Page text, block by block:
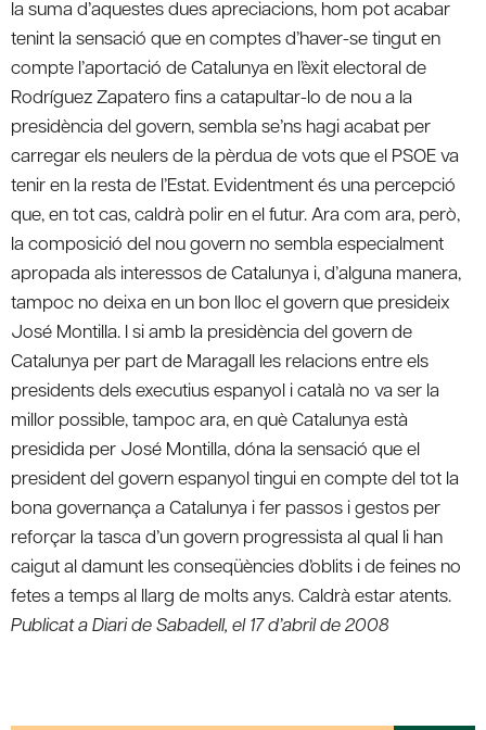
la suma d’aquestes dues apreciacions, hom pot acabar
tenint la sensació que en comptes d’haver-se tingut en
compte l’aportació de Catalunya en l’èxit electoral de
Rodríguez Zapatero fins a catapultar-lo de nou a la
presidència del govern, sembla se’ns hagi acabat per
carregar els neulers de la pèrdua de vots que el PSOE va
tenir en la resta de l’Estat. Evidentment és una percepció
que, en tot cas, caldrà polir en el futur. Ara com ara, però,
la composició del nou govern no sembla especialment
apropada als interessos de Catalunya i, d’alguna manera,
tampoc no deixa en un bon lloc el govern que presideix
José Montilla. I si amb la presidència del govern de
Catalunya per part de Maragall les relacions entre els
presidents dels executius espanyol i català no va ser la
millor possible, tampoc ara, en què Catalunya està
presidida per José Montilla, dóna la sensació que el
president del govern espanyol tingui en compte del tot la
bona governança a Catalunya i fer passos i gestos per
reforçar la tasca d’un govern progressista al qual li han
caigut al damunt les conseqüències d’oblits i de feines no
fetes a temps al llarg de molts anys. Caldrà estar atents.
Publicat a Diari de Sabadell, el 17 d’abril de 2008